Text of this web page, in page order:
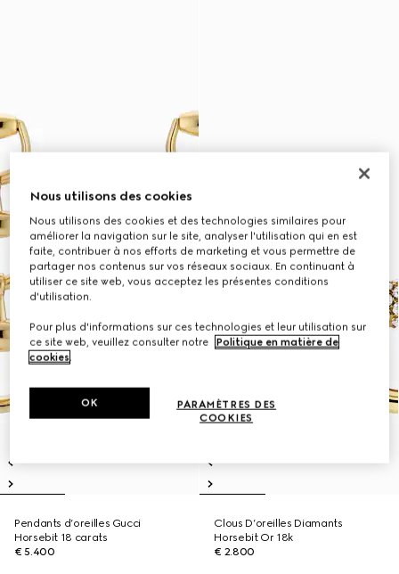
Pendants d’oreilles Gucci
Horsebit 18 carats
€ 5.400
Clous D’oreilles Diamants
Horsebit Or 18k
€ 2.800
Nous utilisons des cookies
Nous utilisons des cookies et des technologies similaires pour
améliorer la navigation sur le site, analyser l'utilisation qui en est
faite, contribuer à nos efforts de marketing et vous permettre de
partager nos contenus sur vos réseaux sociaux. En continuant à
utiliser ce site web, vous acceptez les présentes conditions
d'utilisation.
Pour plus d'informations sur ces technologies et leur utilisation sur
ce site web, veuillez consulter notre
Politique en matière de
cookies.
PARAMÈTRES DES
COOKIES
OK